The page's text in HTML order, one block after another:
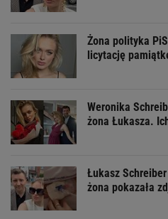
Żona polityka
licytację
Weronika
żona Łukasza.
Łukasz
żona pokazała